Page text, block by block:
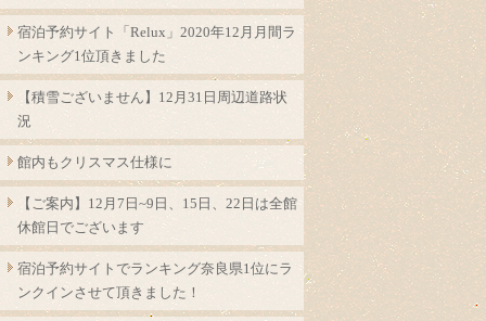
宿泊予約サイト「Relux」2020年12月月間ラ
ンキング1位頂きました
【積雪ございません】12月31日周辺道路状
況
館内もクリスマス仕様に
【ご案内】12月7日~9日、15日、22日は全館
休館日でございます
宿泊予約サイトでランキング奈良県1位にラ
ンクインさせて頂きました！